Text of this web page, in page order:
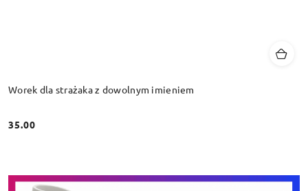
Worek dla strażaka z dowolnym imieniem
Cena:
35.00